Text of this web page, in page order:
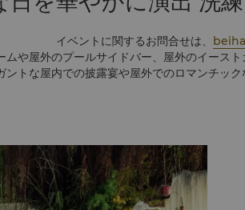
イベントに関するお問合せは、
ムや屋外のプールサイドバー、屋外のイース
ントな屋内での披露宴や屋外でのロマンチッ